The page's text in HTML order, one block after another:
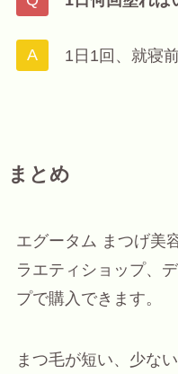
1日1回、就寝
まとめ
エグータム まつげ美
ラエティショップ、
プで購入できます。
まつ毛が短い、少な